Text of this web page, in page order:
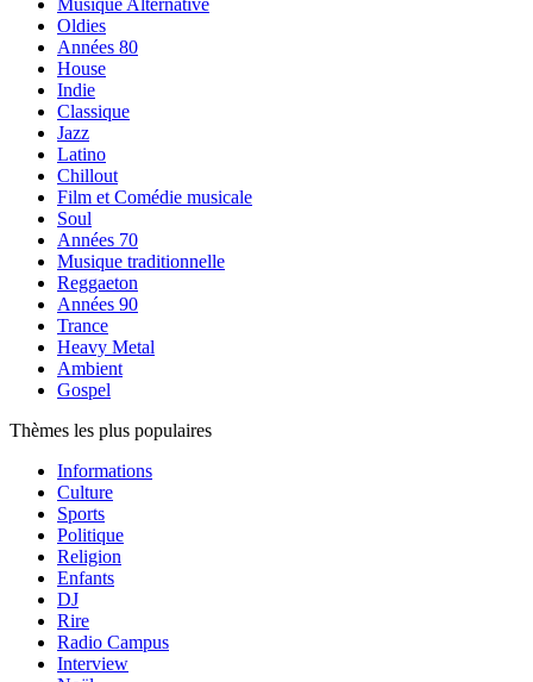
Musique Alternative
Oldies
Années 80
House
Indie
Classique
Jazz
Latino
Chillout
Film et Comédie musicale
Soul
Années 70
Musique traditionnelle
Reggaeton
Années 90
Trance
Heavy Metal
Ambient
Gospel
Thèmes les plus populaires
Informations
Culture
Sports
Politique
Religion
Enfants
DJ
Rire
Radio Campus
Interview